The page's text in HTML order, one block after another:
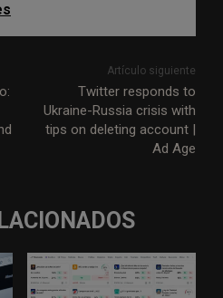
Artículo siguiente
Twitter responds to
Ukraine-Russia crisis with
tips on deleting account |
Ad Age